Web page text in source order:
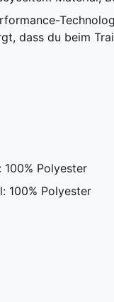
dass du beim
100% Polyester
100% Polyester